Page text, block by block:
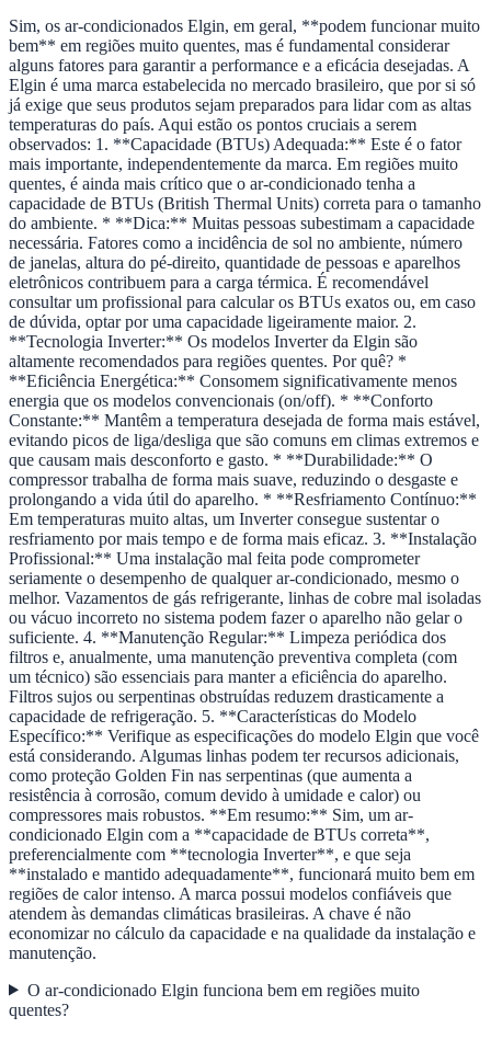
Sim, os ar-condicionados Elgin, em geral, **podem funcionar muito
bem** em regiões muito quentes, mas é fundamental considerar
alguns fatores para garantir a performance e a eficácia desejadas. A
Elgin é uma marca estabelecida no mercado brasileiro, que por si só
já exige que seus produtos sejam preparados para lidar com as altas
temperaturas do país. Aqui estão os pontos cruciais a serem
observados: 1. **Capacidade (BTUs) Adequada:** Este é o fator
mais importante, independentemente da marca. Em regiões muito
quentes, é ainda mais crítico que o ar-condicionado tenha a
capacidade de BTUs (British Thermal Units) correta para o tamanho
do ambiente. * **Dica:** Muitas pessoas subestimam a capacidade
necessária. Fatores como a incidência de sol no ambiente, número
de janelas, altura do pé-direito, quantidade de pessoas e aparelhos
eletrônicos contribuem para a carga térmica. É recomendável
consultar um profissional para calcular os BTUs exatos ou, em caso
de dúvida, optar por uma capacidade ligeiramente maior. 2.
**Tecnologia Inverter:** Os modelos Inverter da Elgin são
altamente recomendados para regiões quentes. Por quê? *
**Eficiência Energética:** Consomem significativamente menos
energia que os modelos convencionais (on/off). * **Conforto
Constante:** Mantêm a temperatura desejada de forma mais estável,
evitando picos de liga/desliga que são comuns em climas extremos e
que causam mais desconforto e gasto. * **Durabilidade:** O
compressor trabalha de forma mais suave, reduzindo o desgaste e
prolongando a vida útil do aparelho. * **Resfriamento Contínuo:**
Em temperaturas muito altas, um Inverter consegue sustentar o
resfriamento por mais tempo e de forma mais eficaz. 3. **Instalação
Profissional:** Uma instalação mal feita pode comprometer
seriamente o desempenho de qualquer ar-condicionado, mesmo o
melhor. Vazamentos de gás refrigerante, linhas de cobre mal isoladas
ou vácuo incorreto no sistema podem fazer o aparelho não gelar o
suficiente. 4. **Manutenção Regular:** Limpeza periódica dos
filtros e, anualmente, uma manutenção preventiva completa (com
um técnico) são essenciais para manter a eficiência do aparelho.
Filtros sujos ou serpentinas obstruídas reduzem drasticamente a
capacidade de refrigeração. 5. **Características do Modelo
Específico:** Verifique as especificações do modelo Elgin que você
está considerando. Algumas linhas podem ter recursos adicionais,
como proteção Golden Fin nas serpentinas (que aumenta a
resistência à corrosão, comum devido à umidade e calor) ou
compressores mais robustos. **Em resumo:** Sim, um ar-
condicionado Elgin com a **capacidade de BTUs correta**,
preferencialmente com **tecnologia Inverter**, e que seja
**instalado e mantido adequadamente**, funcionará muito bem em
regiões de calor intenso. A marca possui modelos confiáveis que
atendem às demandas climáticas brasileiras. A chave é não
economizar no cálculo da capacidade e na qualidade da instalação e
manutenção.
O ar-condicionado Elgin funciona bem em regiões muito
quentes?